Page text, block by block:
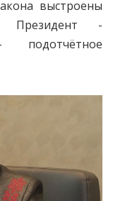
выстроены
Президент -